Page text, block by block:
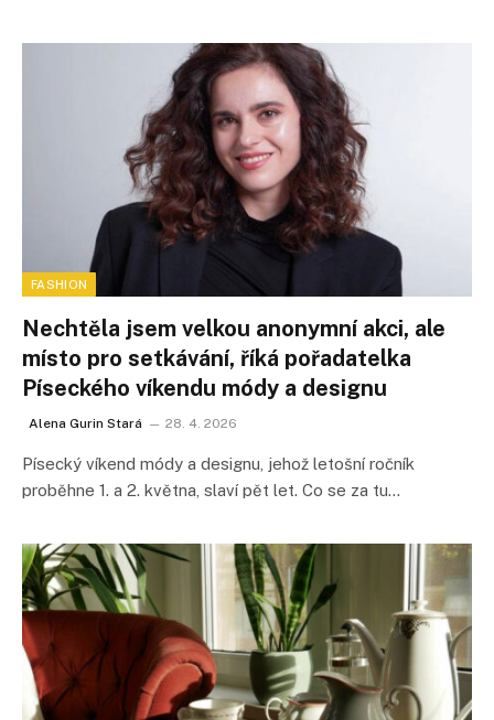
FASHION
Nechtěla jsem velkou anonymní akci, ale
místo pro setkávání, říká pořadatelka
Píseckého víkendu módy a designu
Alena Gurin Stará 28. 4. 2026
Písecký víkend módy a designu, jehož letošní ročník
proběhne 1. a 2. května, slaví pět let. Co se za tu…